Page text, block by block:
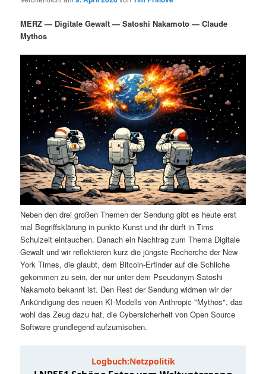
m
r
n
I
n
h
a
l
t
s
p
u
d
r
e
n
I
n
h
a
l
t
n
a
MERZ — Digitale Gewalt — Satoshi Nakamoto — Claude
Mythos
Neben den drei großen Themen der Sendung gibt es heute erst
mal Begriffsklärung in punkto Kunst und ihr dürft in Tims
Schulzeit eintauchen. Danach ein Nachtrag zum Thema Digitale
Gewalt und wir reflektieren kurz die jüngste Recherche der New
York Times, die glaubt, dem Bitcoin-Erfinder auf die Schliche
gekommen zu sein, der nur unter dem Pseudonym Satoshi
Nakamoto bekannt ist. Den Rest der Sendung widmen wir der
Ankündigung des neuen KI-Modells von Anthropic "Mythos", das
wohl das Zeug dazu hat, die Cybersicherheit von Open Source
Software grundlegend aufzumischen.